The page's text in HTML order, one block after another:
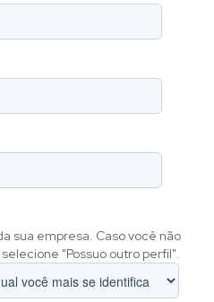
sua empresa. Caso você não
"Possuo outro perfil".